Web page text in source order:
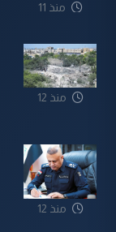
منذ 11
منذ 12
منذ 12